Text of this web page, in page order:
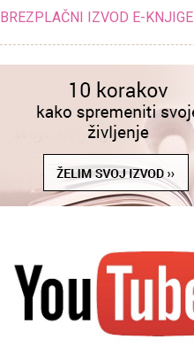
BREZPLAČNI IZVOD E-KNJIGE